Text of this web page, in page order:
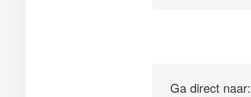
Ga direct naar: